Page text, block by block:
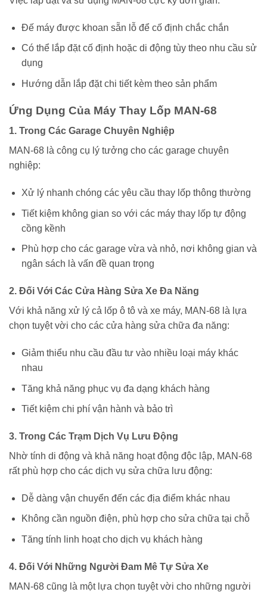
Đế máy được khoan sẵn lỗ để cố định chắc chắn
Có thể lắp đặt cố định hoặc di động tùy theo nhu cầu sử
dụng
Hướng dẫn lắp đặt chi tiết kèm theo sản phẩm
Ứng Dụng Của Máy Thay Lốp MAN-68
1. Trong Các Garage Chuyên Nghiệp
MAN-68 là công cụ lý tưởng cho các garage chuyên
nghiệp:
Xử lý nhanh chóng các yêu cầu thay lốp thông thường
Tiết kiệm không gian so với các máy thay lốp tự động
cồng kềnh
Phù hợp cho các garage vừa và nhỏ, nơi không gian và
ngân sách là vấn đề quan trọng
2. Đối Với Các Cửa Hàng Sửa Xe Đa Năng
Với khả năng xử lý cả lốp ô tô và xe máy, MAN-68 là lựa
chọn tuyệt vời cho các cửa hàng sửa chữa đa năng:
Giảm thiểu nhu cầu đầu tư vào nhiều loại máy khác
nhau
Tăng khả năng phục vụ đa dạng khách hàng
Tiết kiệm chi phí vận hành và bảo trì
3. Trong Các Trạm Dịch Vụ Lưu Động
Nhờ tính di động và khả năng hoạt động độc lập, MAN-68
rất phù hợp cho các dịch vụ sửa chữa lưu động:
Dễ dàng vận chuyển đến các địa điểm khác nhau
Không cần nguồn điện, phù hợp cho sửa chữa tại chỗ
Tăng tính linh hoạt cho dịch vụ khách hàng
4. Đối Với Những Người Đam Mê Tự Sửa Xe
MAN-68 cũng là một lựa chọn tuyệt vời cho những người